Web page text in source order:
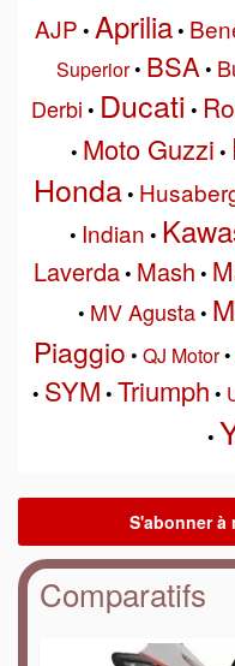
AJP • Aprilia•
Superior• BSA•
Derbi • Ducati •
• Moto Guzzi •
Honda•
• Indian •
Laverda• Mash •
• MV Agusta•
Piaggio • QJ Motor•
• SYM • Triumph •
•
Comparatifs